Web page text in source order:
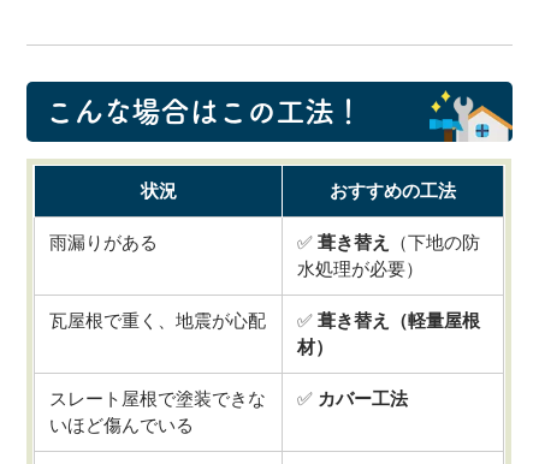
こんな場合はこの工法！
状況 おすすめの工法
雨漏りがある ✅葺き替え
（下地の防
水処理が必要）
瓦屋根で重く、地震が心配 ✅葺き替え（軽量屋根
材）
スレート屋根で塗装できな
いほど傷んでいる
✅ カバー工法